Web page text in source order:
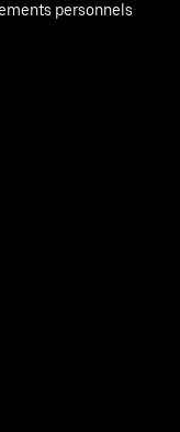
personnels